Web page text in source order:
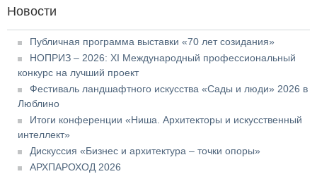
Новости
Публичная программа выставки «70 лет созидания»
НОПРИЗ – 2026: XI Международный профессиональный
конкурс на лучший проект
Фестиваль ландшафтного искусства «Сады и люди» 2026 в
Люблино
Итоги конференции «Ниша. Архитекторы и искусственный
интеллект»
Дискуссия «Бизнес и архитектура – точки опоры»
АРХПАРОХОД 2026